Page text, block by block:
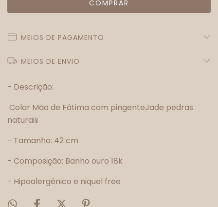
MEIOS DE PAGAMENTO
MEIOS DE ENVIO
- Descrição:
Colar Mão de Fátima com pingenteJade pedras
naturais
- Tamanho: 42 cm
- Composição: Banho ouro 18k
- Hipoalergênico e niquel free